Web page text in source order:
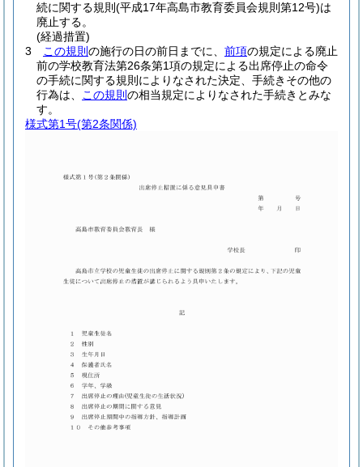
続に関する規則 (平成17年高島市教育委員会規則第12号)は
廃止する。
(経過措置)
3
この規則 の施行の日の前日までに、 前項の規定による廃止
前の学校教育法第26条第1項の規定による出席停止の命令
の手続に関する規則によりなされた決定、手続きその他の
行為は、
この規則 の相当規定によりなされた手続きとみな
す。
様式第1号(第2条関係)